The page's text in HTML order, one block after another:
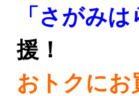
「さがみは
援！
おトクにお